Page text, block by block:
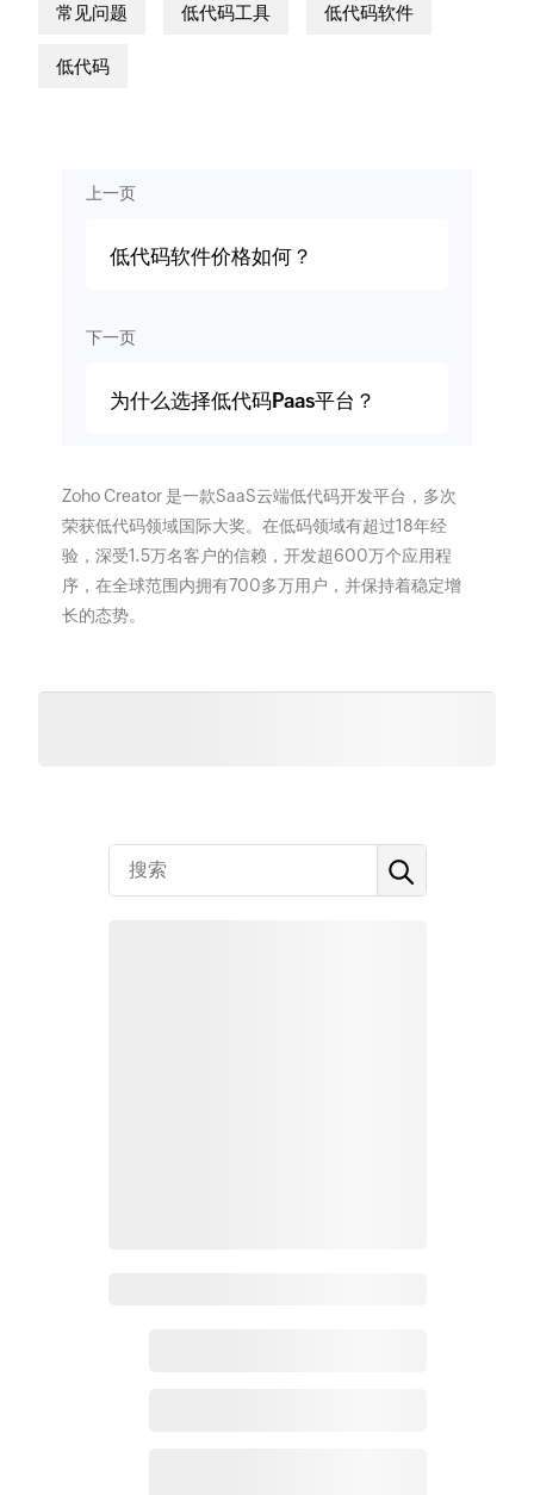
常见问题 低代码工具 低代码软件
低代码
上一页
低代码软件价格如何？
下一页
为什么选择低代码Paas平台？
Zoho Creator 是一款SaaS云端低代码开发平台，多次
荣获低代码领域国际大奖。在低码领域有超过18年经
验，深受1.5万名客户的信赖，开发超600万个应用程
序，在全球范围内拥有700多万用户，并保持着稳定增
长的态势。